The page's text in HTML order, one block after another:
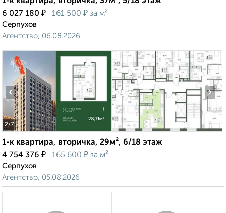
6 027 180 ₽ 161 500 ₽ за м²
Серпухов
Агентство, 06.08.2026
2/7
‹ ›
1-к квартира, вторичка, 29м², 6/18 этаж
4 754 376 ₽ 165 600 ₽ за м²
Серпухов
Агентство, 05.08.2026